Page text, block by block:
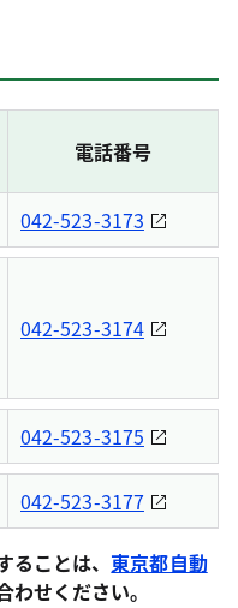
電話番号
042-523-3173
042-523-3174
042-523-3175
042-523-3177
ことは、 東京都自動
わせください。